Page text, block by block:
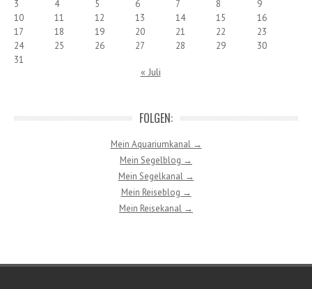
3
4 5 6 7 8
9
10
11 12 13 14 15
16
17
18 19 20 21 22
23
24
25 26 27 28 29
30
31
« Juli
FOLGEN:
Mein Aquariumkanal →
Mein Segelblog →
Mein Segelkanal →
Mein Reiseblog →
Mein Reisekanal →